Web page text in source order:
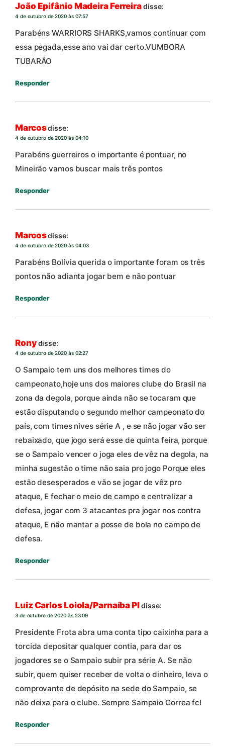
João Epifânio Madeira Ferreiradisse:
4 de outubro de 2020 às 07:57
Parabéns WARRIORS SHARKS,vamos continuar com
essa pegada,esse ano vai dar certo.VUMBORA
TUBARÃO
Responder
Marcosdisse:
4 de outubro de 2020 às 04:10
Parabéns guerreiros o importante é pontuar, no
Mineirão vamos buscar mais três pontos
Responder
Marcosdisse:
4 de outubro de 2020 às 04:03
Parabéns Bolívia querida o importante foram os três
pontos não adianta jogar bem e não pontuar
Responder
Ronydisse:
4 de outubro de 2020 às 02:27
O Sampaio tem uns dos melhores times do
campeonato,hoje uns dos maiores clube do Brasil na
zona da degola, porque ainda não se tocaram que
estão disputando o segundo melhor campeonato do
país, com times nives série A , e se não jogar vão ser
rebaixado, que jogo será esse de quinta feira, porque
se o Sampaio vencer o joga eles de vêz na degola, na
minha sugestão o time não saia pro jogo Porque eles
estão desesperados e vão se jogar de vêz pro
ataque, E fechar o meio de campo e centralizar a
defesa, jogar com 3 atacantes pra jogar nos contra
ataque, E não mantar a posse de bola no campo de
defesa.
Responder
Luiz Carlos Loiola/Parnaíba PIdisse:
3 de outubro de 2020 às 23:09
Presidente Frota abra uma conta tipo caixinha para a
torcida depositar qualquer contia, para dar os
jogadores se o Sampaio subir pra série A. Se não
subir, quem quiser receber de volta o dinheiro, leva o
comprovante de depósito na sede do Sampaio, se
não deixa para o clube. Sempre Sampaio Correa fc!
Responder